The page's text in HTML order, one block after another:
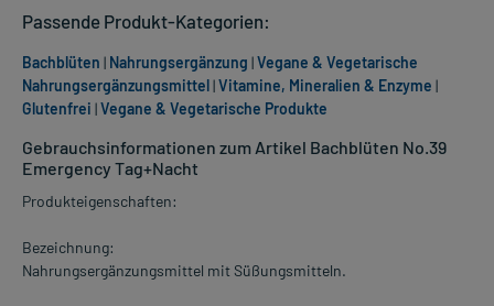
Gebrauchsinformationen zum Artikel Bachblüten No.39
Emergency Tag+Nacht
Produkteigenschaften:
Bezeichnung:
Nahrungsergänzungsmittel mit Süßungsmitteln.
Passende Produkt-Kategorien:
Bachblüten | Nahrungsergänzung |Vegane & Vegetarische
Nahrungsergänzungsmittel|Vitamine, Mineralien & Enzyme |
Glutenfrei |Vegane & Vegetarische Produkte